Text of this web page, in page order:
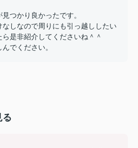
つかり良かったです。
なしなので周りにも引っ越ししたい
是非紹介してくださいね＾＾
でください。
る